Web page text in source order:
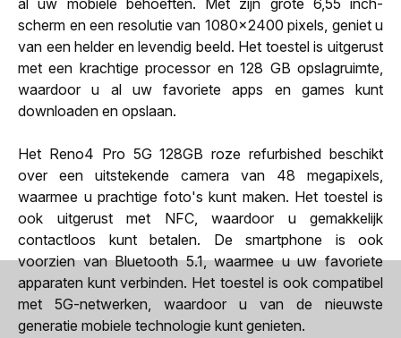
scherm en een resolutie van 1080x2400 pixels, geniet u
van een helder en levendig beeld. Het toestel is uitgerust
met een krachtige processor en 128 GB opslagruimte,
waardoor u al uw favoriete apps en games kunt
downloaden en opslaan.
Het Reno4 Pro 5G 128GB roze refurbished beschikt
over een uitstekende camera van 48 megapixels,
waarmee u prachtige foto's kunt maken. Het toestel is
ook uitgerust met NFC, waardoor u gemakkelijk
contactloos kunt betalen. De smartphone is ook
voorzien van Bluetooth 5.1, waarmee u uw favoriete
apparaten kunt verbinden. Het toestel is ook compatibel
met 5G-netwerken, waardoor u van de nieuwste
generatie mobiele technologie kunt genieten.